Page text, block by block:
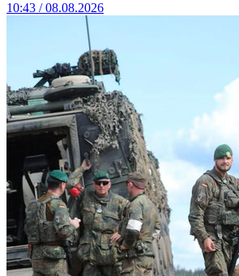
10:43 / 08.08.2026